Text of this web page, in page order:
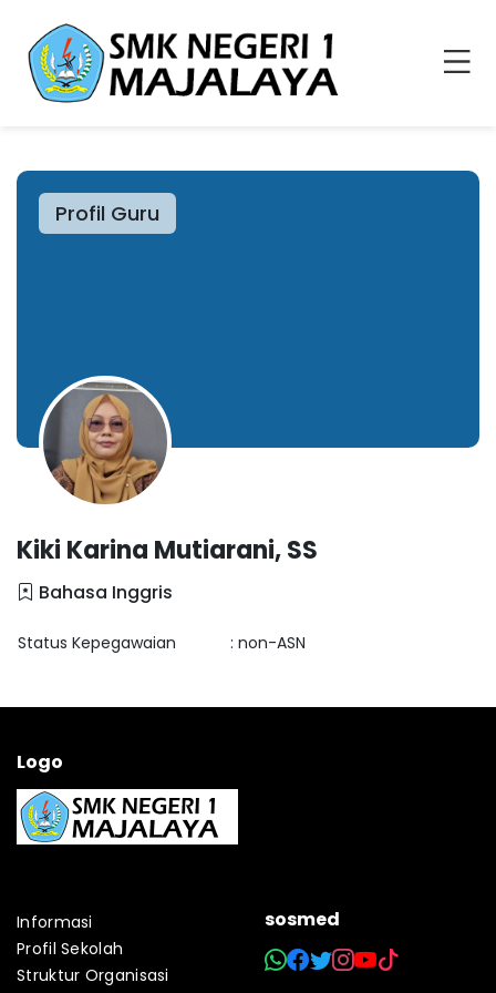
Profil Guru
Kiki Karina Mutiarani, SS
Bahasa Inggris
Status Kepegawaian : non-ASN
Logo
Informasi
Profil Sekolah
Struktur Organisasi
sosmed